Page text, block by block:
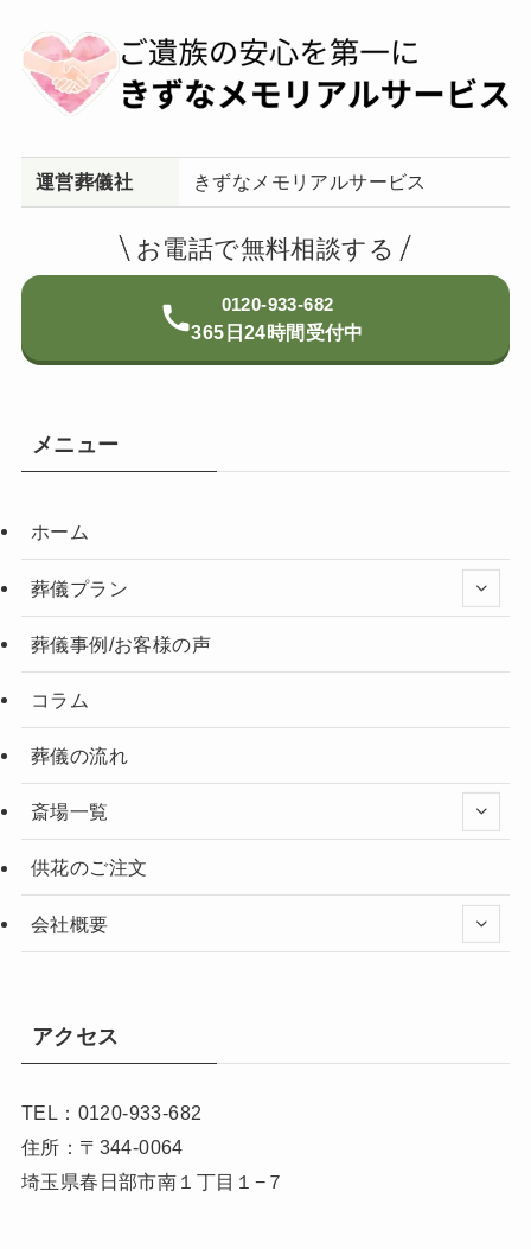
運営葬儀社 きずなメモリアルサービス
お電話で無料相談する
0120-933-682
365日24時間受付中
メニュー
ホーム
葬儀プラン
葬儀事例/お客様の声
コラム
葬儀の流れ
斎場一覧
供花のご注文
会社概要
アクセス
TEL：0120-933-682
住所：〒344-0064
埼玉県春日部市南１丁目１−７